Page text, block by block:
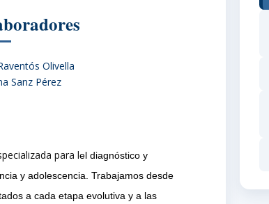
Olivella
Sanz Pérez
para lel diagnóstico y
y adolescencia. Trabajamos desde
a cada etapa evolutiva y a las